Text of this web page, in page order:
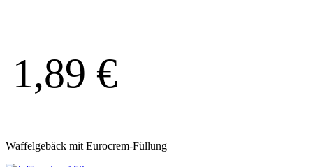
1,89 €
Waffelgebäck mit Eurocrem-Füllung